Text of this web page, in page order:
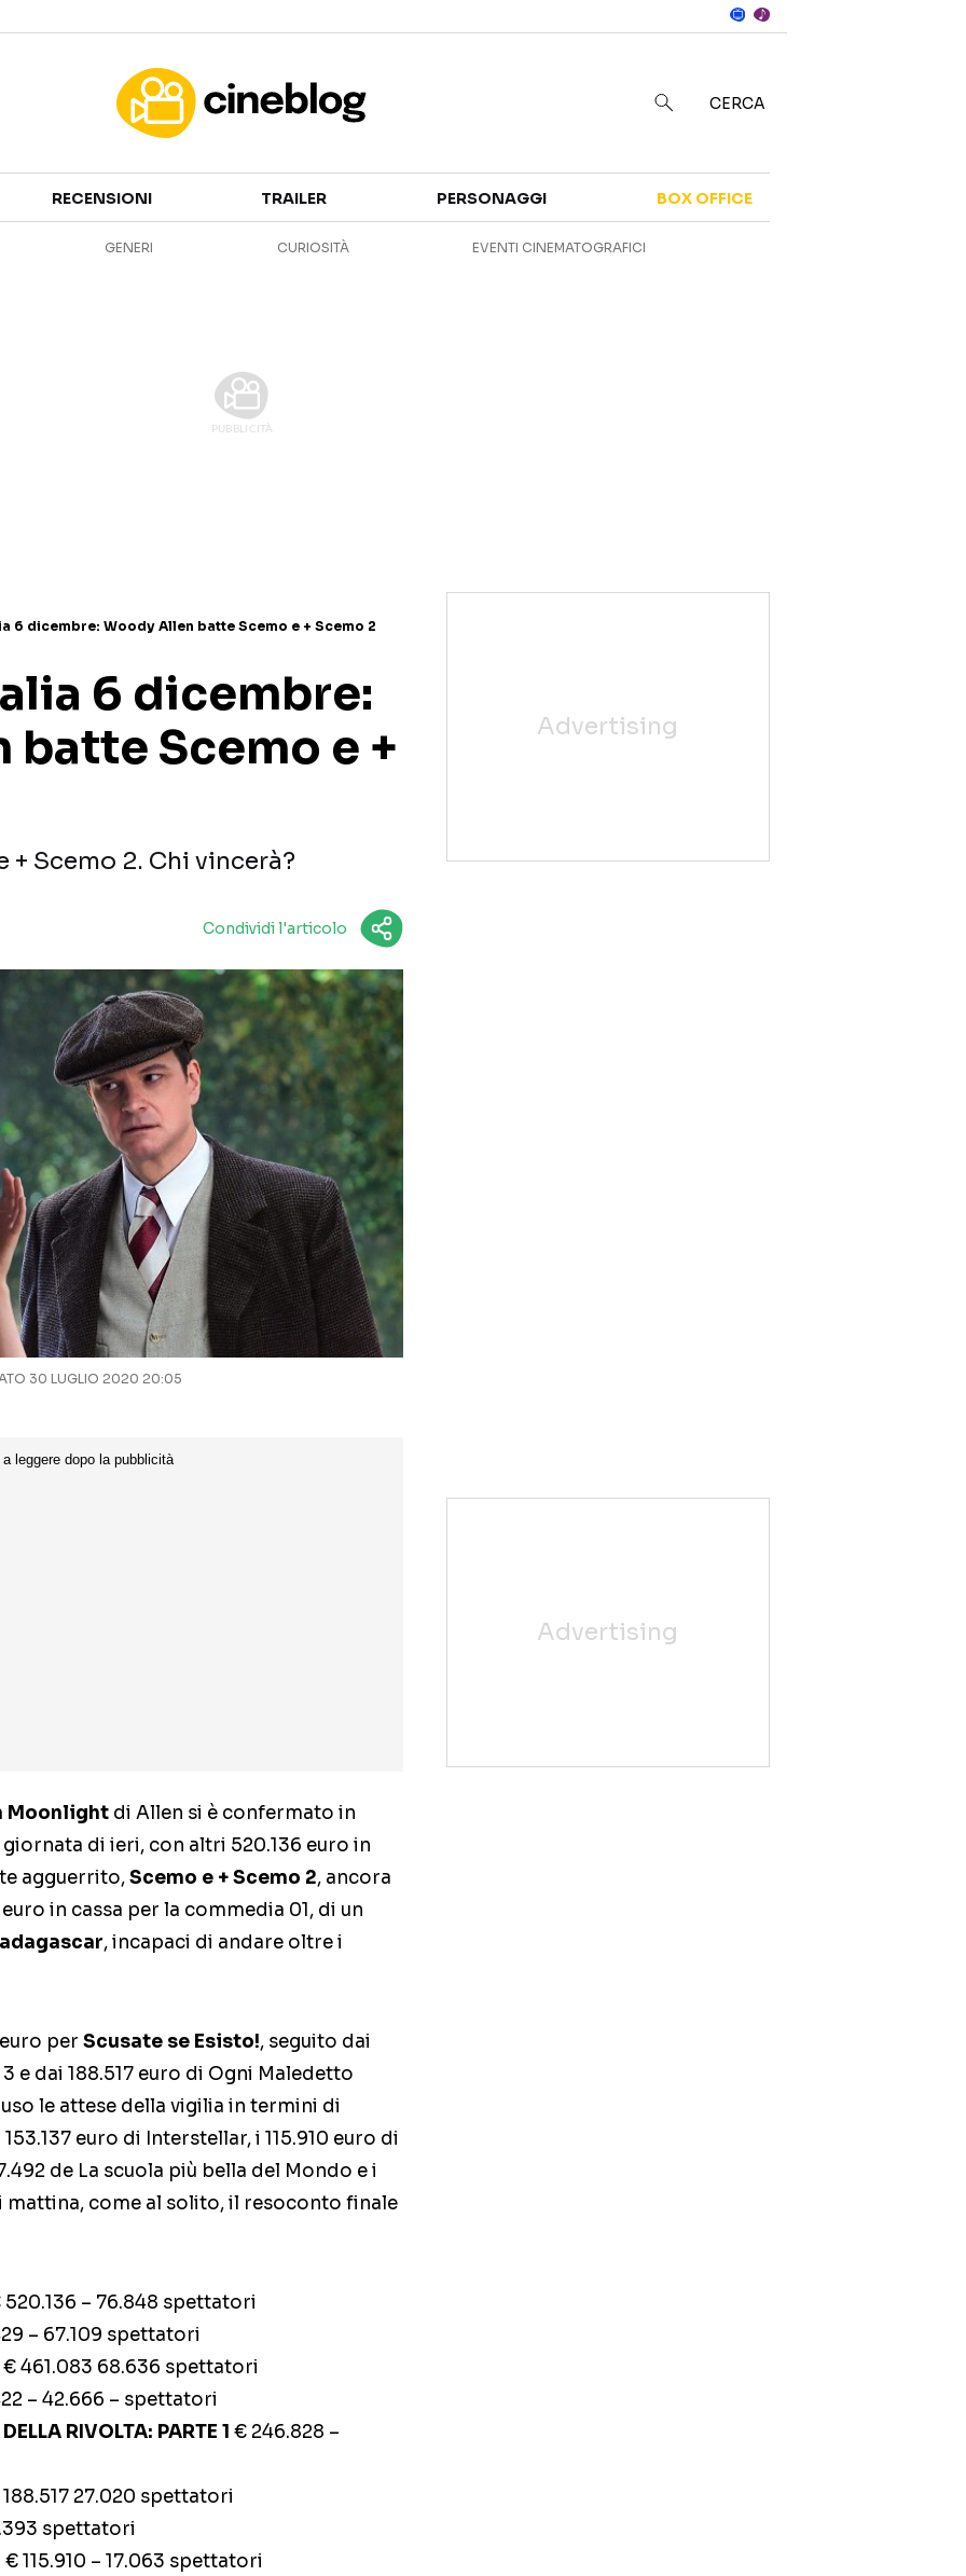
CANALI STREAMING
CURIOSITÀ
CERCA
RECENSIONI TRAILER PERSONAGGI BOX OFFICE
GENERI CURIOSITÀ EVENTI CINEMATOGRAFICI
6 dicembre: Woody Allen batte Scemo e + Scemo 2
6 dicembre:
Scemo e +
+ Scemo 2. Chi vincerà?
Condividi l'articolo
30 LUGLIO 2020 20:05
Moonlight di Allen si è confermato in
di ieri, con altri 520.136 euro in
agguerrito,Scemo e + Scemo 2, ancora
in cassa per la commedia 01, di un
, incapaci di andare oltre i
per Scusate se Esisto!, seguito dai
e dai 188.517 euro di Ogni Maledetto
le attese della vigilia in termini di
euro di Interstellar, i 115.910 euro di
de La scuola più bella del Mondo e i
mattina, come al solito, il resoconto finale
520.136 – 76.848 spettatori
– 67.109 spettatori
€ 461.083 68.636 spettatori
– 42.666 – spettatori
RIVOLTA: PARTE 1 € 246.828 –
27.020 spettatori
spettatori
€ 115.910 – 17.063 spettatori